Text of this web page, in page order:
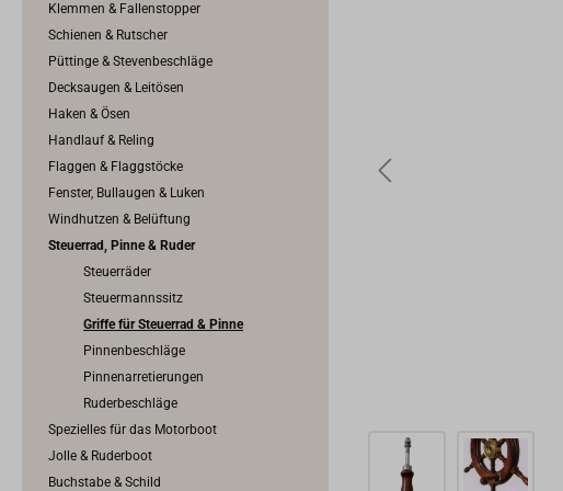
Klemmen & Fallenstopper
Schienen & Rutscher
Püttinge & Stevenbeschläge
Decksaugen & Leitösen
Haken & Ösen
Handlauf & Reling
Flaggen & Flaggstöcke
Fenster, Bullaugen & Luken
Windhutzen & Belüftung
Steuerrad, Pinne & Ruder
Steuerräder
Steuermannssitz
Griffe für Steuerrad & Pinne
Pinnenbeschläge
Pinnenarretierungen
Ruderbeschläge
Spezielles für das Motorboot
Jolle & Ruderboot
Buchstabe & Schild